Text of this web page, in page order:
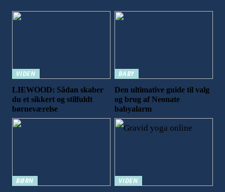
VIDEN
LIEWOOD: Sådan skaber
du et sikkert og stilfuldt
børneværelse
BABY
Den ultimative guide til valg
og brug af Neonate
babyalarm
BØRN
VIDEN